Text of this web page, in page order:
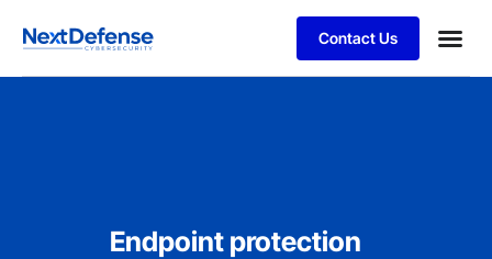
Contact Us
Endpoint protection